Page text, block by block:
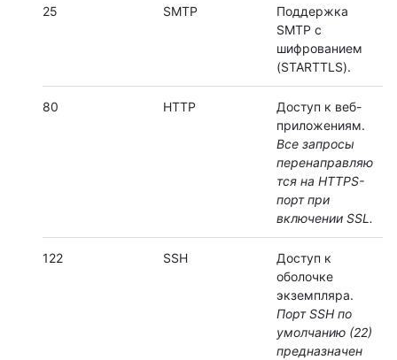
25 SMTP
Поддержка
SMTP с
шифрованием
(STARTTLS).
80 HTTP
Доступ к веб-
приложениям.
Все запросы
перенаправляю
тся на HTTPS-
порт при
включении SSL.
122 SSH
Доступ к
оболочке
экземпляра.
Порт SSH по
умолчанию (22)
предназначен